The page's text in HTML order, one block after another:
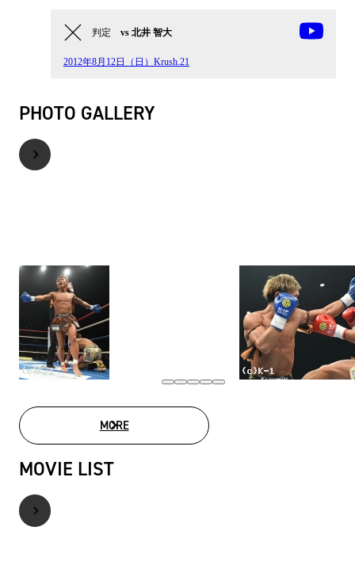
判定 vs 北井 智大
2012年8月12日（日）Krush.21
PHOTO GALLERY
MOREPHOTO GALLERY
MOVIE LIST